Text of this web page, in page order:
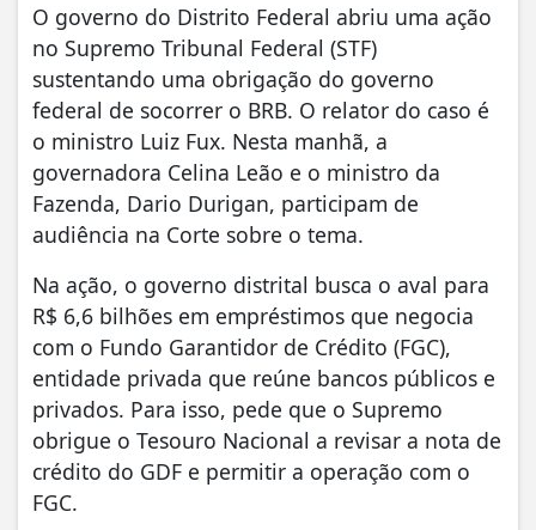
O governo do Distrito Federal abriu uma ação
no Supremo Tribunal Federal (STF)
sustentando uma obrigação do governo
federal de socorrer o BRB. O relator do caso é
o ministro Luiz Fux. Nesta manhã, a
governadora Celina Leão e o ministro da
Fazenda, Dario Durigan, participam de
audiência na Corte sobre o tema.
Na ação, o governo distrital busca o aval para
R$ 6,6 bilhões em empréstimos que negocia
com o Fundo Garantidor de Crédito (FGC),
entidade privada que reúne bancos públicos e
privados. Para isso, pede que o Supremo
obrigue o Tesouro Nacional a revisar a nota de
crédito do GDF e permitir a operação com o
FGC.